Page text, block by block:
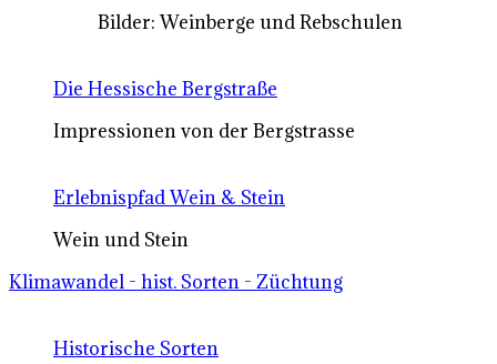
Bilder: Weinberge und Rebschulen
Die Hessische Bergstraße
Impressionen von der Bergstrasse
Erlebnispfad Wein & Stein
Wein und Stein
Klimawandel - hist. Sorten - Züchtung
Historische Sorten